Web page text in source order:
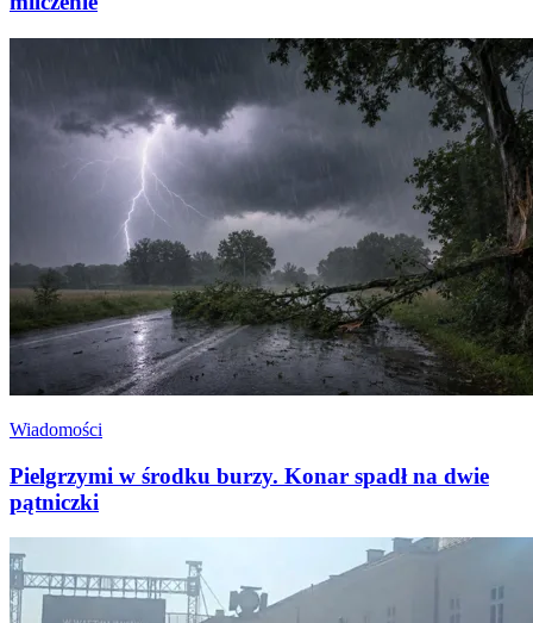
Wiadomości
Pielgrzymi w środku burzy. Konar spadł na dwie
pątniczki